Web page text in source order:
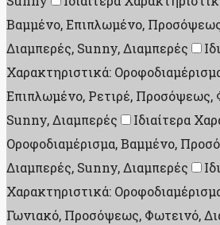
Βαμμένο, Επιπλωμένο,
Διαμπερές, Sunny, Διαμπερές
Χαρακτηριστικά:
Επιπλωμένο, Ρετιρέ, Προσόψεως,
Sunny, Διαμπερές
Ιδιαίτερα
Οροφοδιαμέρισμα, Βαμμένο,
Διαμπερές, Sunny, Διαμπερές
Χαρακτηριστικά:
Γωνιακό, Προσόψεως, Φωτεινό,